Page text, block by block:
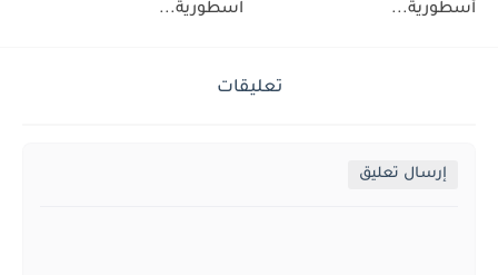
أسطورية...
اسطورية...
تعليقات
إرسال تعليق